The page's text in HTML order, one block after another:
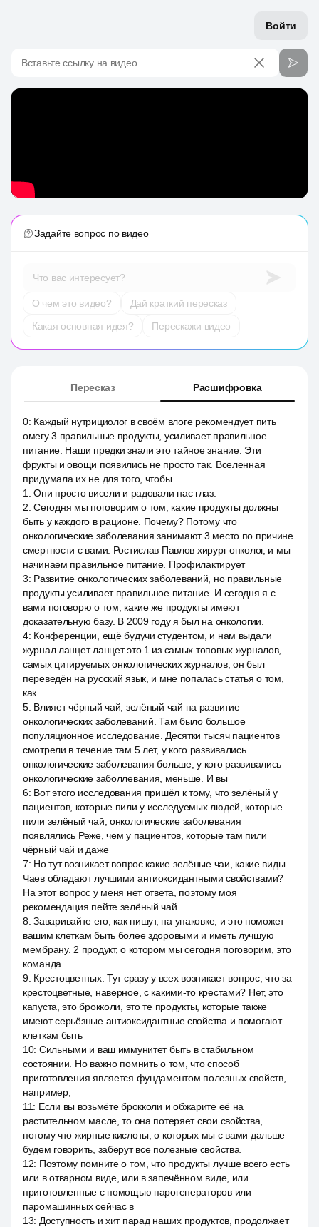
Войти
Вставьте ссылку на видео
Задайте вопрос по видео
Что вас интересует?
О чем это видео?
Дай краткий пересказ
Какая основная идея?
Перескажи видео
Пересказ Расшифровка
0: Каждый нутрициолог в своём влоге рекомендует пить
омегу 3 правильные продукты, усиливает правильное
питание. Наши предки знали это тайное знание. Эти
фрукты и овощи появились не просто так. Вселенная
придумала их не для того, чтобы
1 :Они просто висели и радовали нас глаз.
2:Сегодня мы поговорим о том, какие продукты должны
быть у каждого в рационе. Почему? Потому что
онкологические заболевания занимают 3 место по причине
смертности с вами. Ростислав Павлов хирург онколог, и мы
начинаем правильное питание. Профилактирует
3: Развитие онкологических заболеваний, но правильные
продукты усиливает правильное питание. И сегодня я с
вами поговорю о том, какие же продукты имеют
доказательную базу. В 2009 году я был на онкологии.
4: Конференции, ещё будучи студентом, и нам выдали
журнал ланцет ланцет это 1 из самых топовых журналов,
самых цитируемых онкологических журналов, он был
переведён на русский язык, и мне попалась статья о том,
как
5: Влияет чёрный чай, зелёный чай на развитие
онкологических заболеваний. Там было большое
популяционное исследование. Десятки тысяч пациентов
смотрели в течение там 5 лет, у кого развивались
онкологические заболевания больше, у кого развивались
онкологические заболлевания, меньше. И вы
6: Вот этого исследования пришёл к тому, что зелёный у
пациентов, которые пили у исследуемых людей, которые
пили зелёный чай, онкологические заболевания
появлялись Реже, чем у пациентов, которые там пили
чёрный чай и даже
7: Но тут возникает вопрос какие зелёные чаи, какие виды
Чаев обладают лучшими антиоксидантными свойствами?
На этот вопрос у меня нет ответа, поэтому моя
рекомендация пейте зелёный чай.
8:Заваривайте его, как пишут, на упаковке, и это поможет
вашим клеткам быть более здоровыми и иметь лучшую
мембрану. 2 продукт, о котором мы сегодня поговорим, это
команда.
9: Крестоцветных. Тут сразу у всех возникает вопрос, что за
крестоцветные, наверное, с какими-то крестами? Нет, это
капуста, это брокколи, это те продукты, которые также
имеют серьёзные антиоксидантные свойства и помогают
клеткам быть
10: Сильными и ваш иммунитет быть в стабильном
состоянии. Но важно помнить о том, что способ
приготовления является фундаментом полезных свойств,
например,
11: Если вы возьмёте брокколи и обжарите её на
растительном масле, то она потеряет свои свойства,
потому что жирные кислоты, о которых мы с вами дальше
будем говорить, заберут все полезные свойства.
12: Поэтому помните о том, что продукты лучше всего есть
или в отварном виде, или в запечённом виде, или
приготовленные с помощью парогенераторов или
паромашинных сейчас в
13: Доступность и хит парад наших продуктов, продолжает